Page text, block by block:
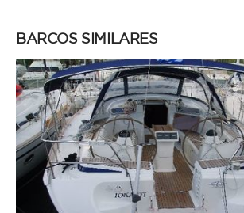
BARCOS SIMILARES